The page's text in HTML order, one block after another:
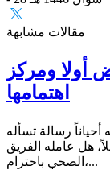
مقالات مشابهة
أولا ومركز
اهتمامها
رسالة تسأله
هل عامله الفريق
الصحي باحترام،...